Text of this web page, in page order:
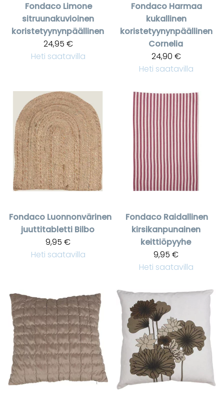
Fondaco Limone
sitruunakuvioinen
koristetyynynpäällinen
24,95 €
Heti saatavilla
Fondaco Harmaa
kukallinen
koristetyynynpäällinen
Cornelia
24,90 €
Heti saatavilla
Fondaco Luonnonvärinen
juuttitabletti Bilbo
9,95 €
Heti saatavilla
Fondaco Raidallinen
kirsikanpunainen
keittiöpyyhe
9,95 €
Heti saatavilla